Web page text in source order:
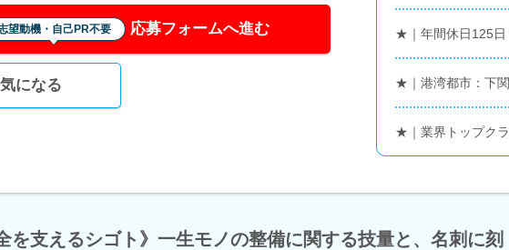
望動機・自己PR不要 応募フォームへ進む
気になる
★｜年間休日125日
★｜港湾都市：下
★｜業界トップク
を支えるシゴト》一生モノの整備に関する技量と、名刺に刻